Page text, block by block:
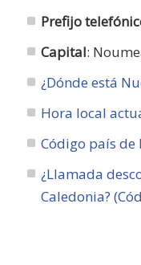
Prefijo
Capital:
¿Dónde está
Hora local
Código país de
¿Llamada
Caledonia?